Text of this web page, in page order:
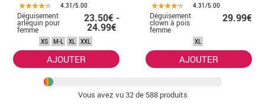
4.31/5.00
Déguisement
arlequin pour
femme
23.50€ -
24.99€
XS M-L XL XXL
AJOUTER
4.31/5.00
Déguisement
clown à pois
femme
29.99€
XL
AJOUTER
Vous avez vu32de 588 produits